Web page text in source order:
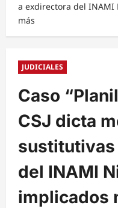
a exdirectora del INAMI
más
JUDICIALES
Caso
CSJ dicta
sustitutivas
del INAMI
implicados